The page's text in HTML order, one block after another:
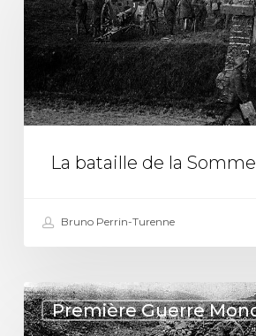
de
la
Somme
La bataille de la Somme
Bruno Perrin-Turenne
Première Guerre
La
bataille